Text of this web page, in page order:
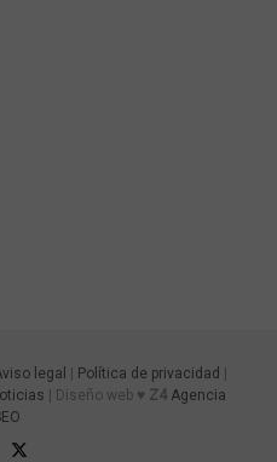
legal Política de privacidad
| Diseño web ♥ Z4 Agencia